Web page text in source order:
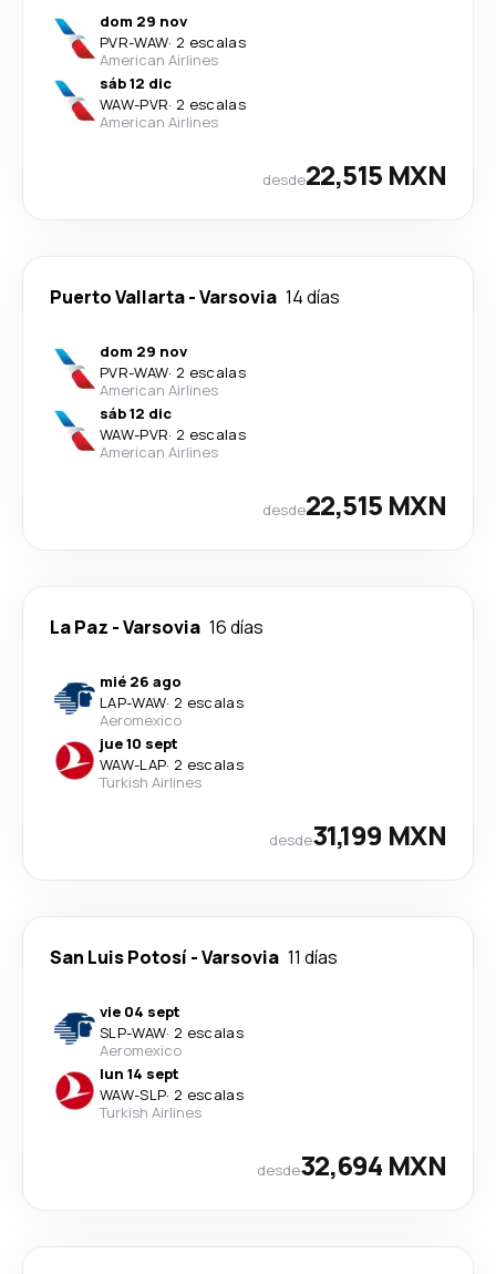
dom 29 nov
PVR-WAW· 2 escalas
American Airlines
sáb 12 dic
WAW-PVR· 2 escalas
American Airlines
desde22,515 MXN
Puerto Vallarta-Varsovia 14 días
dom 29 nov
PVR-WAW· 2 escalas
American Airlines
sáb 12 dic
WAW-PVR· 2 escalas
American Airlines
desde22,515 MXN
La Paz -Varsovia 16 días
mié 26 ago
LAP-WAW· 2 escalas
Aeromexico
jue 10 sept
WAW-LAP· 2 escalas
Turkish Airlines
desde31,199 MXN
San Luis Potosí-Varsovia 11 días
vie 04 sept
SLP-WAW· 2 escalas
Aeromexico
lun 14 sept
WAW-SLP· 2 escalas
Turkish Airlines
desde32,694 MXN